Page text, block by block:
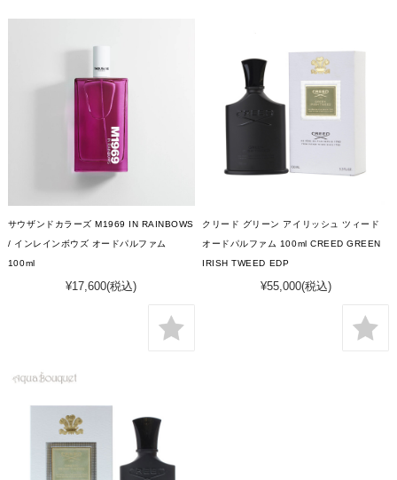
サウザンドカラーズ M1969 IN RAINBOWS
/ インレインボウズ オードパルファム
100ml
¥17,600(税込)
クリード グリーン アイリッシュ ツィード
オードパルファム 100ml CREED GREEN
IRISH TWEED EDP
¥55,000(税込)